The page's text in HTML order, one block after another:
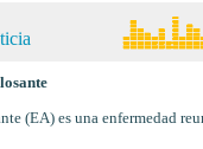
(EA) es una enfermedad